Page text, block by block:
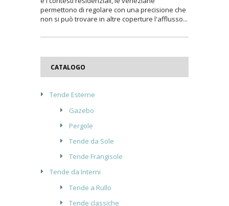
permettono di regolare con una precisione che
non si può trovare in altre coperture l'afflusso...
CATALOGO
Tende Esterne
Gazebo
Pergole
Tende da Sole
Tende Frangisole
Tende da Interni
Tende a Rullo
Tende classiche